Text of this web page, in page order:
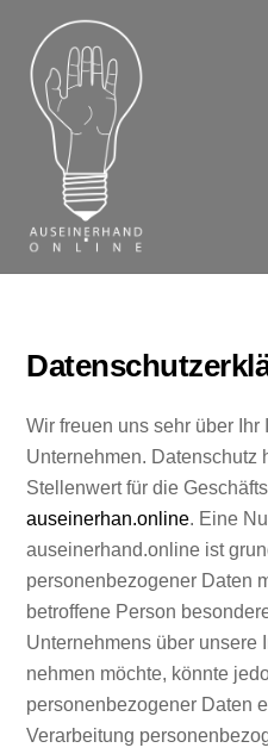
content
Wir freuen uns sehr über Ihr
Unternehmen. Datenschutz
Stellenwert für die
auseinerhan.online. Eine
auseinerhand.online ist
personenbezogener Daten
betroffene Person
Unternehmens über unsere
nehmen möchte, könnte
personenbezogener Daten
Verarbeitung